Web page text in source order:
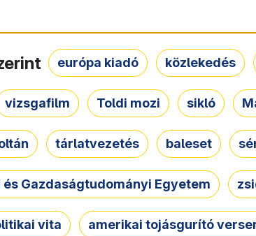
európa kiadó közlekedés
vizsgafilm Toldi mozi sikló
tárlatvezetés baleset
Gazdaságtudományi Egyetem
vita amerikai tojásgurító